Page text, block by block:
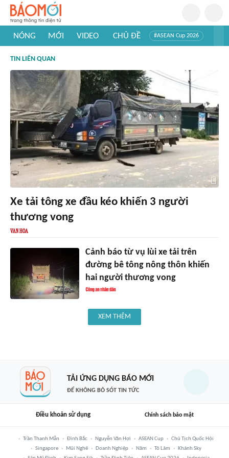
NÓNG MỚI VIDEO CHỦ ĐỀ #ASEAN Cup 2026
#Khám phá thế giới
TIN LIÊN QUAN
Xe tải tông xe đầu kéo khiến 3 người
thương vong
Cảnh báo từ vụ lùi xe tải trên
đường bê tông nông thôn khiến
hai người thương vong
XEM THÊM
TẢI ỨNG DỤNG BÁO MỚI
ĐỂ KHÔNG BỎ SÓT TIN TỨC
Điều khoản sử dụng Chính sách bảo mật
Trần Thanh Mẫn Đình Bắc Nguyễn Văn Hợi ASEAN Cup
Chủ Tịch Quốc Hội
Singapore
Mũi Nghê Doanh Nghiệp Năm Tô Lâm
Khánh Sky